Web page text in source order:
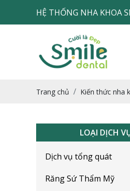
HỆ THỐNG NHA KHOA
Trang chủ Kiến thức nha
LOẠI DỊCH
Dịch vụ tổng quát
Răng Sứ Thẩm Mỹ